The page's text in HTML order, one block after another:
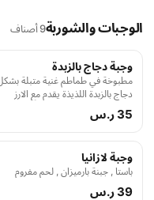
الوجبات والشوربة9 أصناف
وجبة دجاج بالزبدة
مطبوخة في طماطم غنية متبلة
دجاج بالزبدة اللذيذة يقدم مع الارز
35 ر.س
وجبة لازانيا
باستا , جبنة بارميزان , لحم مفروم
39 ر.س